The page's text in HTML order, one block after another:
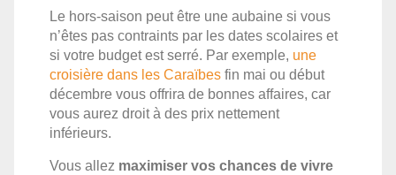
Le hors-saison peut être une aubaine si vous
n’êtes pas contraints par les dates scolaires et
si votre budget est serré. Par exemple, une
croisière dans les Caraïbes fin mai ou début
décembre vous offrira de bonnes affaires, car
vous aurez droit à des prix nettement
inférieurs.
Vous allez maximiser vos chances de vivre